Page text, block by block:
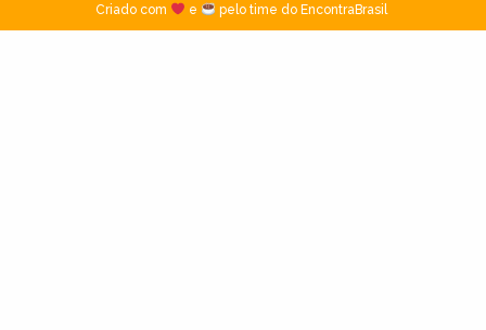
Criado com
e pelo time do EncontraBrasil